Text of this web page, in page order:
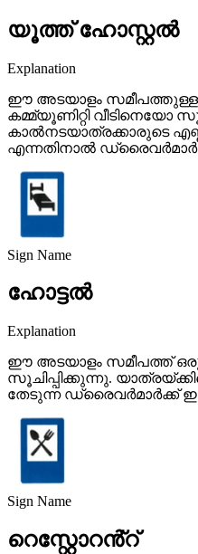
യൂത്ത് ഹോസ്റ്റൽ
Explanation
ഈ അടയാളം
കമ്മ്യൂണിറ്റി വീടിനെയോ
കാൽനടയാത്രക്കാരുടെ
എന്നതിനാൽ ഡ്രൈവർമാർ
Sign Name
ഹോട്ടൽ
Explanation
ഈ അടയാളം സമീപത്ത്
സൂചിപ്പിക്കുന്നു.
തേടുന്ന ഡ്രൈവർമാർക്ക്
Sign Name
റെസ്റ്റോറൻ്റ്